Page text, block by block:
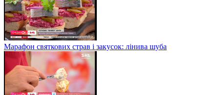
Марафон святкових страв і закусок: лінива шуба